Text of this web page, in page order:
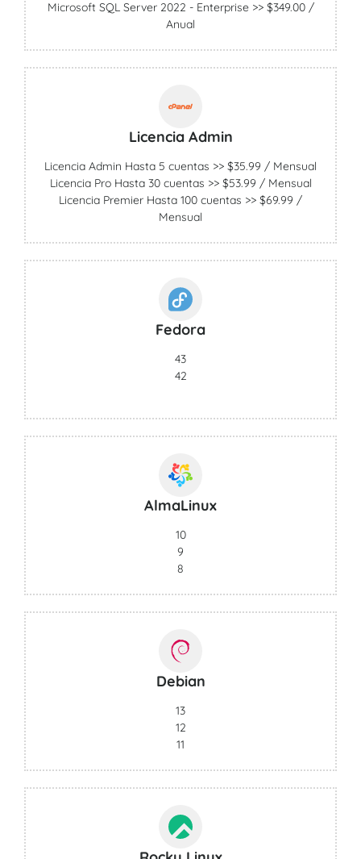
Microsoft SQL Server 2022 - Enterprise >> $349.00 /
Anual
Licencia Admin
Licencia Admin Hasta 5 cuentas >> $35.99 / Mensual
Licencia Pro Hasta 30 cuentas >> $53.99 / Mensual
Licencia Premier Hasta 100 cuentas >> $69.99 /
Mensual
Fedora
43
42
AlmaLinux
10
9
8
Debian
13
12
11